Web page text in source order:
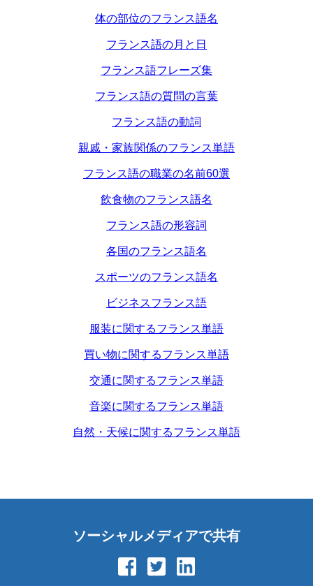
体の部位のフランス語名
フランス語の月と日
フランス語フレーズ集
フランス語の質問の言葉
フランス語の動詞
親戚・家族関係のフランス単語
フランス語の職業の名前60選
飲食物のフランス語名
フランス語の形容詞
各国のフランス語名
スポーツのフランス語名
ビジネスフランス語
服装に関するフランス単語
買い物に関するフランス単語
交通に関するフランス単語
音楽に関するフランス単語
自然・天候に関するフランス単語
ソーシャルメディアで共有